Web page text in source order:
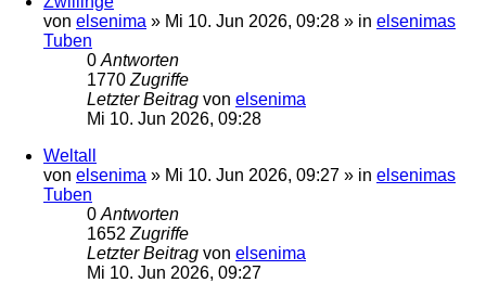
von elsenima » Mi 10. Jun 2026, 09:28 » in elsenimas
Tuben
0 Antworten
1770 Zugriffe
Letzter Beitrag von elsenima
Mi 10. Jun 2026, 09:28
Weltall
von elsenima » Mi 10. Jun 2026, 09:27 » in elsenimas
Tuben
0 Antworten
1652 Zugriffe
Letzter Beitrag von elsenima
Mi 10. Jun 2026, 09:27